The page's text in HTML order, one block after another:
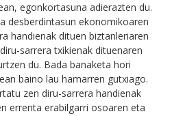
egonkortasuna adierazten du.
desberdintasun ekonomikoaren
handienak dituen biztanleriaren
sarrera txikienak dituenaren
du. Bada banaketa hori
baino lau hamarren gutxiago.
zen diru-sarrera handienak
errenta erabilgarri osoaren eta